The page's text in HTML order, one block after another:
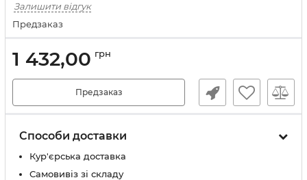
Залишити відгук
Предзаказ
1 432,00 грн
Предзаказ
Способи доставки
Кур'єрська доставка
Самовивіз зі складу